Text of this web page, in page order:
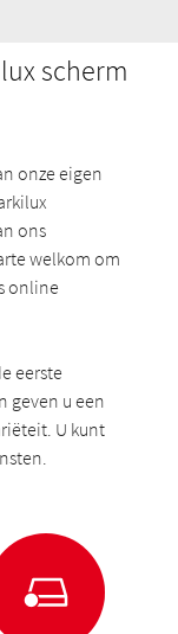
scherm
onze eigen
ons
welkom om
online
eerste
geven u een
U kunt